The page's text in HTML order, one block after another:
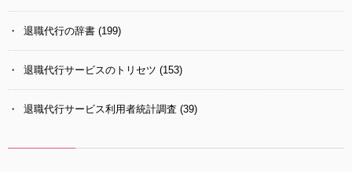
退職代行の辞書 (199)
退職代行サービスのトリセツ (153)
退職代行サービス利用者統計調査 (39)